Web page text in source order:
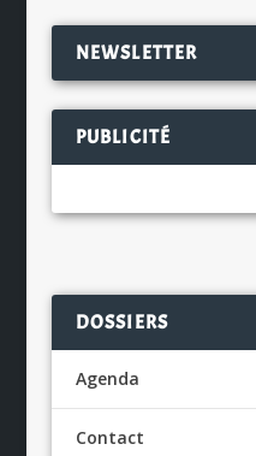
NEWSLETTER
PUBLICITÉ
DOSSIERS
Agenda
Contact